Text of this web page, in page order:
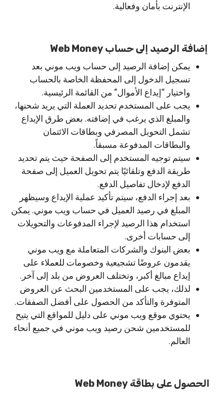
الإنترنت بأمان وفعالية.
إضافة الرصيد إلى حساب Web Money
يمكن إضافة الرصيد إلى حساب ويب موني بعد
تسجيل الدخول إلى المحفظة الخاصة بالحساب
واختيار “إيداع الأموال” من القائمة الرئيسية.
يجب على المستخدم تحديد العملة التي يريد شحنها،
والمبلغ الذي يرغب في إضافته. بعض طرق الإيداع
تشمل التحويل المصرفي وبطاقات الائتمان
والبطاقات المدفوعة مسبقاً.
سيتم توجيه المستخدم إلى الصفحة حيث يتم تحديد
طريقة الدفع وتلقائيًا يتم تحويل العميل إلى صفحة
الدفع لإدخال تفاصيل الدفع.
بعد إجراء الدفع، سيتم تأكيد عملية الإيداع وسيظهر
المبلغ في رصيد العميل في حساب ويب موني. يمكن
استخدام هذا الرصيد لإجراء المدفوعات والتحويلات
إلى حسابات أخرى.
بعض البنوك والشركات المتعاملة مع ويب موني
يقدمون عروضًا تشجيعية وخصومات للعملاء على
إيداع مبالغ أكبر، وتختلف العروض من بلد إلى آخر.
لذلك، يجب على المستخدمين البحث عن العروض
المتوفرة والتأكد من الحصول على أفضل الصفقات.
يحتوي موقع ويب موني على دليل للمواقع التي يتيح
للمستخدمين شحن رصيد ويب موني في جميع أنحاء
العالم.
الحصول على بطاقة Web Money